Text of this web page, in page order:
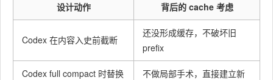
设计动作 背后的 cache 考虑
Codex 在内容入史前截断
还没形成缓存，不破坏旧
prefix
Codex full compact 时替换
不做局部手术，直接建立新